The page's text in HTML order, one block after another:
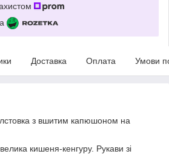
Доставка Оплата Умови
з вшитим капюшоном на
кишеня-кенгуру. Рукави зі